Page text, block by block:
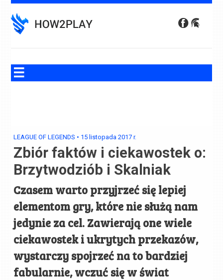
to
content
LEAGUE OF LEGENDS • 15 listopada 2017 r.
Zbiór faktów i ciekawostek o:
Brzytwodziób i Skalniak
Czasem warto przyjrzeć się lepiej
elementom gry, które nie służą nam
jedynie za cel. Zawierają one wiele
ciekawostek i ukrytych przekazów,
wystarczy spojrzeć na to bardziej
fabularnie, wczuć się w świat